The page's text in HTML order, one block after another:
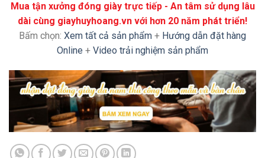
Mua tận xưởng đóng giày trực tiếp - An tâm sử dụng lâu
dài cùng giayhuyhoang.vn với hơn 20 năm phát triển!
Bấm chọn: Xem tất cả sản phẩm + Hướng dẫn đặt hàng
Online + Video trải nghiệm sản phẩm